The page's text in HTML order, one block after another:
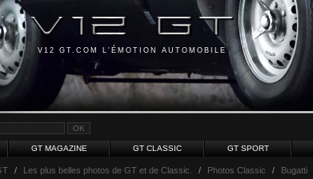
V12 GT.COM L'ÉMOTION AUTOMOBILE
GT MAGAZINE GT CLASSIC GT SPORT
/ Les plus belles photos de GT et de Classic. / Photos Classic / Bugatti